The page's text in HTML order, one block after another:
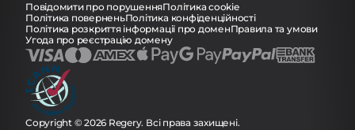
Повідомити про порушенняПолітика cookie
Політика поверненьПолітика конфіденційності
Політика розкриття інформації про доменПравила та умови
Угода про реєстрацію домену
Copyright © 2026 Regery. Всі права захищені.